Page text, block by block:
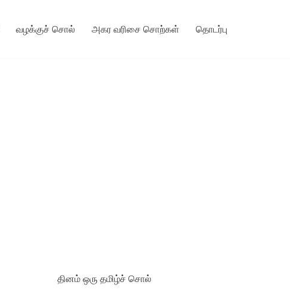
வழக்குச் சொல் அகர வரிசை சொற்கள் தொடர்பு
தினம் ஒரு தமிழ்ச் சொல்